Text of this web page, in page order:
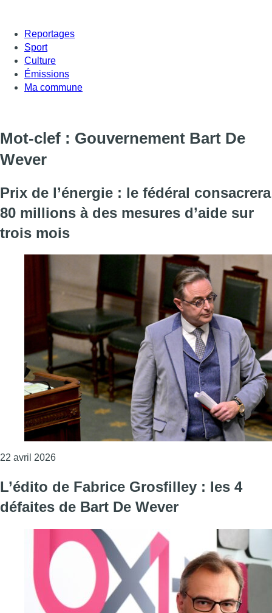
Reportages
Sport
Culture
Émissions
Ma commune
Mot-clef : Gouvernement Bart De
Wever
Prix de l’énergie : le fédéral consacrera
80 millions à des mesures d’aide sur
trois mois
22 avril 2026Consulter l'article "Prix de l’énergie : le fédéral
L’édito de Fabrice Grosfilley : les 4
défaites de Bart De Wever